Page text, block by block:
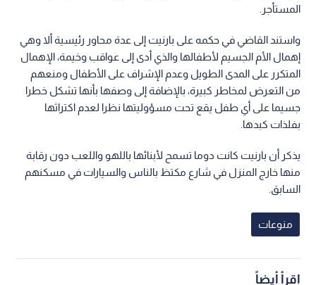
المستأجر.
واستند القاضي في حكمه على بارنيت إلى عدة محاور رئيسية ألا وهي
إهمال الأم الجسيم لأطفالها والذي أدى إلى عواقب وخيمة، الإهمال
المتكرر على المدى الطويل وعدم الإشراف على الأطفال ومنعهم
من التعرض لمخاطر كبيرة، بالإضافة إلى وصفها بأنها تشكل خطرا
جسيما على أي طفل يقع تحت مسؤوليتها نظرا لعدم اكتراثها
بفلذات كبدها.
يذكر أن بارنيت كانت دوما تسمح لأبنائها باللهو واللعب دون رقابة
منها خارج المنزل في شارع مكتظ بالناس والسيارات في مسكنهم
السابق.
منوعات
اقرأ أيضاً